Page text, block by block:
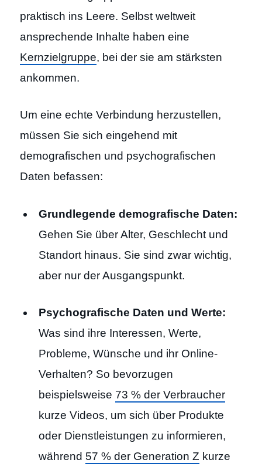
praktisch ins Leere. Selbst weltweit
ansprechende Inhalte haben eine
Kernzielgruppe, bei der sie am stärksten
ankommen.
Um eine echte Verbindung herzustellen,
müssen Sie sich eingehend mit
demografischen und psychografischen
Daten befassen:
Grundlegende demografische Daten:
Gehen Sie über Alter, Geschlecht und
Standort hinaus. Sie sind zwar wichtig,
aber nur der Ausgangspunkt.
Psychografische Daten und Werte:
Was sind ihre Interessen, Werte,
Probleme, Wünsche und ihr Online-
Verhalten? So bevorzugen
beispielsweise 73 % der Verbraucher
kurze Videos, um sich über Produkte
oder Dienstleistungen zu informieren,
während 57 % der Generation Z kurze